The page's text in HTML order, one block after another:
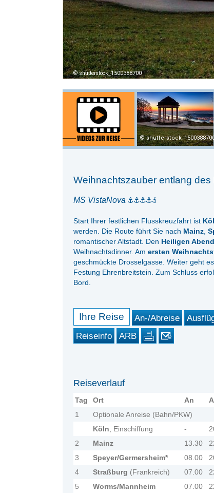
shutterstock_1500388700
Weihnachtszauber entlang des
MS VistaNova
Start Ihrer festlichen Flusskreuzfahrt ist
werden. Die Route führt Sie nach Mainz,
romantischer Altstadt. Den Heiligen Abend
Weihnachtsdinner. Am ersten
geschmückte Drosselgasse. Weiter geht
Festung Ehrenbreitstein. Zum Schluss
Bord.
Ihre Reise An-/Abreise
Reiseinfo
ARB
Reiseverlauf
Tag Ort An
1
Optionale Anreise (Bahn/PKW)
Köln , Einschiffung -
2
Mainz 13.30
3
Speyer/Germersheim* 08.00
4
Straßburg (Frankreich) 07.00
5
Worms/Mannheim 07.00